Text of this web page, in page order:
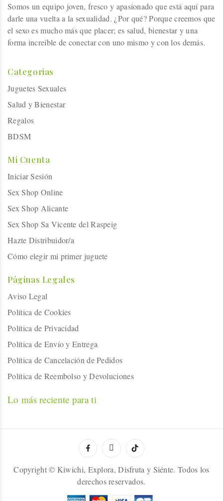
Somos un equipo joven, fresco y apasionado que está aquí para
darle una vuelta a la sexualidad. ¿Por qué? Porque creemos que
el sexo es mucho más que placer; es salud, bienestar y una
forma increíble de conectar con uno mismo y con los demás.
Categorias
Juguetes Sexuales
Salud y Bienestar
Regalos
BDSM
Mi Cuenta
Iniciar Sesión
Sex Shop Online
Sex Shop Alicante
Sex Shop Sa Vicente del Raspeig
Hazte Distribuidor/a
Cómo elegir mi primer juguete
Páginas Legales
Aviso Legal
Política de Cookies
Política de Privacidad
Política de Envío y Entrega
Política de Cancelación de Pedidos
Política de Reembolso y Devoluciones
Lo más reciente para ti
Copyright © Kiwichi, Explora, Disfruta y Siénte. Todos los
derechos reservados.